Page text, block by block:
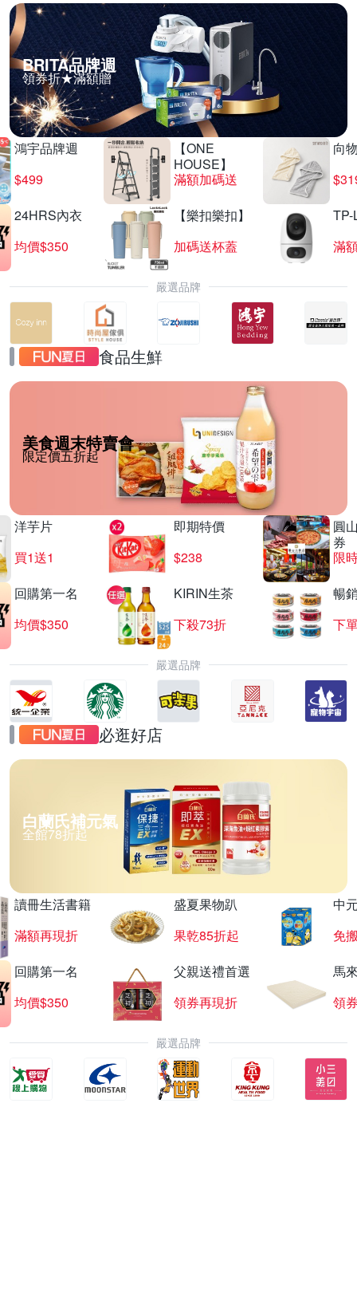
BRITA品牌週
領券折★滿額贈
鴻宇品牌週
$499
【ONE
HOUSE】
滿額加碼送
向
24HRS內衣
均價$350
【樂扣樂扣】
加碼送杯蓋
TP-
滿
嚴選品牌
食品生鮮
美食週末特賣會
限定價五折起
洋芋片
買1送1
即期特價
$238
圓
券
限
回購第一名
均價$350
KIRIN生茶
下殺73折
暢
下
嚴選品牌
必逛好店
白蘭氏補元氣
全館78折起
讀冊生活書籍
滿額再現折
盛夏果物趴
果乾85折起
中
免
回購第一名
均價$350
父親送禮首選
領券再現折
馬
領
嚴選品牌